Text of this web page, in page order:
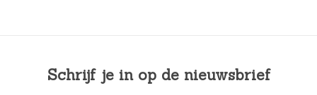
Schrijf je in op de nieuwsbrief